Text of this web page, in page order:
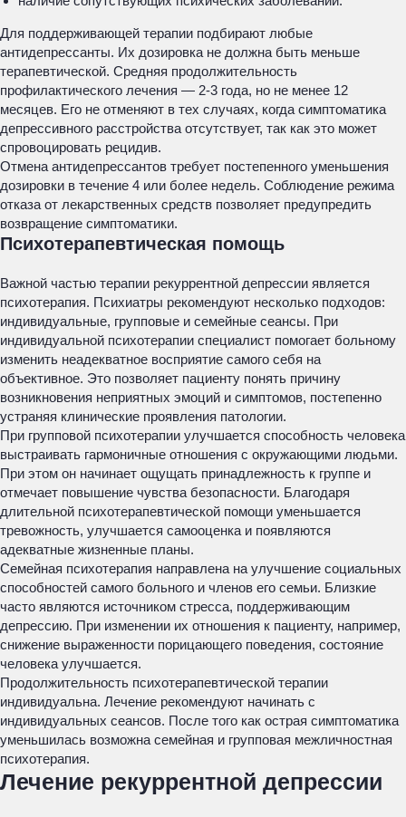
Для поддерживающей терапии подбирают любые
антидепрессанты. Их дозировка не должна быть меньше
терапевтической. Средняя продолжительность
профилактического лечения — 2-3 года, но не менее 12
месяцев. Его не отменяют в тех случаях, когда симптоматика
депрессивного расстройства отсутствует, так как это может
спровоцировать рецидив.
Отмена антидепрессантов требует постепенного уменьшения
дозировки в течение 4 или более недель. Соблюдение режима
отказа от лекарственных средств позволяет предупредить
возвращение симптоматики.
Психотерапевтическая помощь
Важной частью терапии рекуррентной депрессии является
психотерапия. Психиатры рекомендуют несколько подходов:
индивидуальные, групповые и семейные сеансы. При
индивидуальной психотерапии специалист помогает больному
изменить неадекватное восприятие самого себя на
объективное. Это позволяет пациенту понять причину
возникновения неприятных эмоций и симптомов, постепенно
устраняя клинические проявления патологии.
При групповой психотерапии улучшается способность человека
выстраивать гармоничные отношения с окружающими людьми.
При этом он начинает ощущать принадлежность к группе и
отмечает повышение чувства безопасности. Благодаря
длительной психотерапевтической помощи уменьшается
тревожность, улучшается самооценка и появляются
адекватные жизненные планы.
Семейная психотерапия направлена на улучшение социальных
способностей самого больного и членов его семьи. Близкие
часто являются источником стресса, поддерживающим
депрессию. При изменении их отношения к пациенту, например,
снижение выраженности порицающего поведения, состояние
человека улучшается.
Продолжительность психотерапевтической терапии
индивидуальна. Лечение рекомендуют начинать с
индивидуальных сеансов. После того как острая симптоматика
уменьшилась возможна семейная и групповая межличностная
психотерапия.
Лечение рекуррентной депрессии